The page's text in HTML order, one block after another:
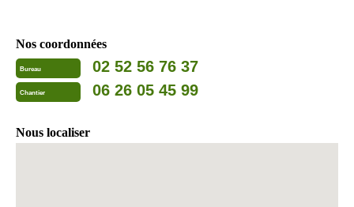
Nos coordonnées
Bureau 02 52 56 76 37
Chantier 06 26 05 45 99
Nous localiser